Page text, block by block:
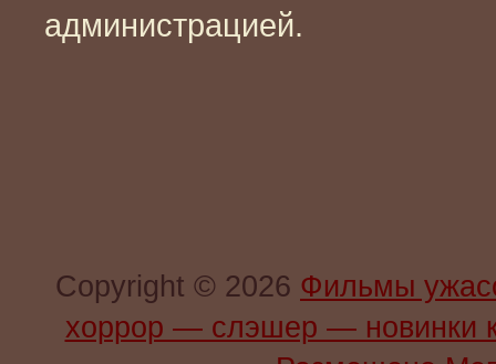
администрацией.
Copyright © 2026 Фильмы
хоррор — слэшер —